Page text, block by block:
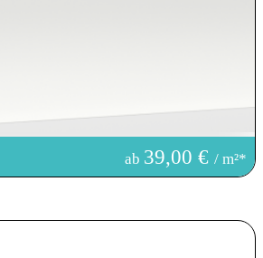
ab 39,00 €/ m²*